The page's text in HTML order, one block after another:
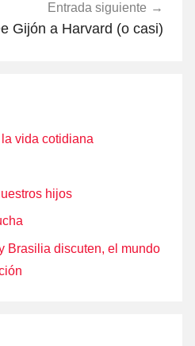
Entrada siguiente
Gijón a Harvard (o casi)
vida cotidiana
hijos
Brasilia discuten, el mundo